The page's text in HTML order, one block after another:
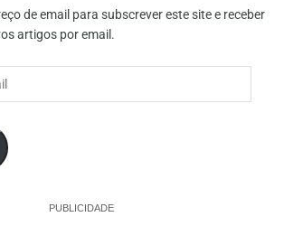
de email para subscrever este site e receber
artigos por email.
PUBLICIDADE